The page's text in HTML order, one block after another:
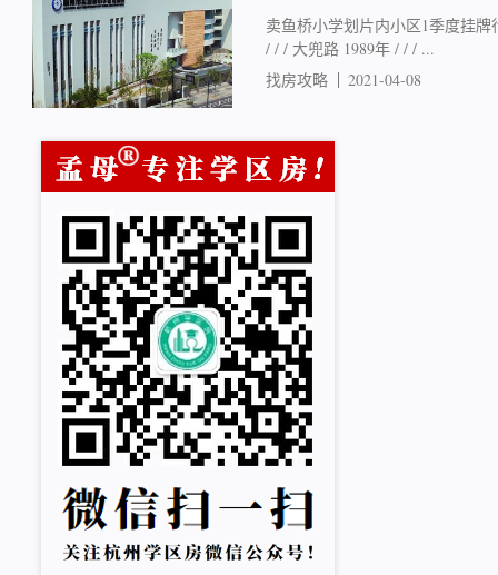
卖鱼桥小学划片内小区1季度挂
/ / / 大兜路 1989年 / / / ...
找房攻略
2021-04-08